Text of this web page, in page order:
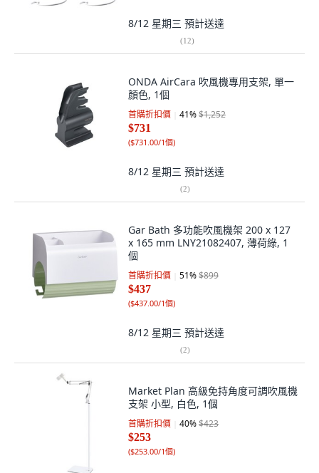
8/12 星期三 預計送達
(12)
ONDA AirCara 吹風機專用支架, 單一
顏色, 1個
首購折扣價 41%$1,252
$731
($731.00/1個)
8/12 星期三 預計送達
(2)
Gar Bath 多功能吹風機架 200 x 127
x 165 mm LNY21082407, 薄荷綠, 1
個
首購折扣價 51%$899
$437
($437.00/1個)
8/12 星期三 預計送達
(2)
Market Plan 高級免持角度可調吹風機
支架 小型, 白色, 1個
首購折扣價 40%$423
$253
($253.00/1個)